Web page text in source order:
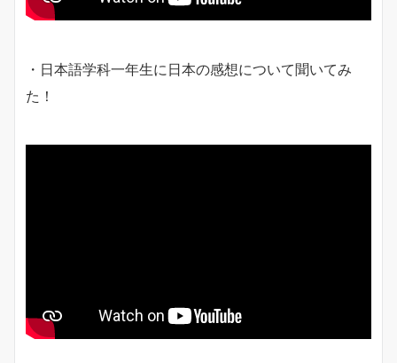
・日本語学科一年生に日本の感想について聞いてみ
た！